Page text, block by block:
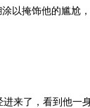
掩饰他的尴尬，
了，看到他一